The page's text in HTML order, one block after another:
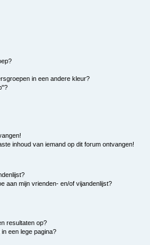
in een andere kleur?
inhoud van iemand op dit forum ontvangen!
aan mijn vrienden- en/of vijandenlijst?
resultaten op?
een lege pagina?